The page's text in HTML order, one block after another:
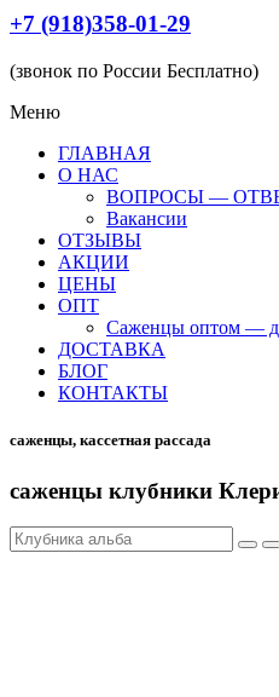
+7 (918)358-01-29
(звонок по России Бесплатно)
Меню
ГЛАВНАЯ
О НАС
ВОПРОСЫ —
Вакансии
ОТЗЫВЫ
АКЦИИ
ЦЕНЫ
ОПТ
Саженцы оптом —
ДОСТАВКА
БЛОГ
КОНТАКТЫ
саженцы, кассетная рассада
саженцы клубники